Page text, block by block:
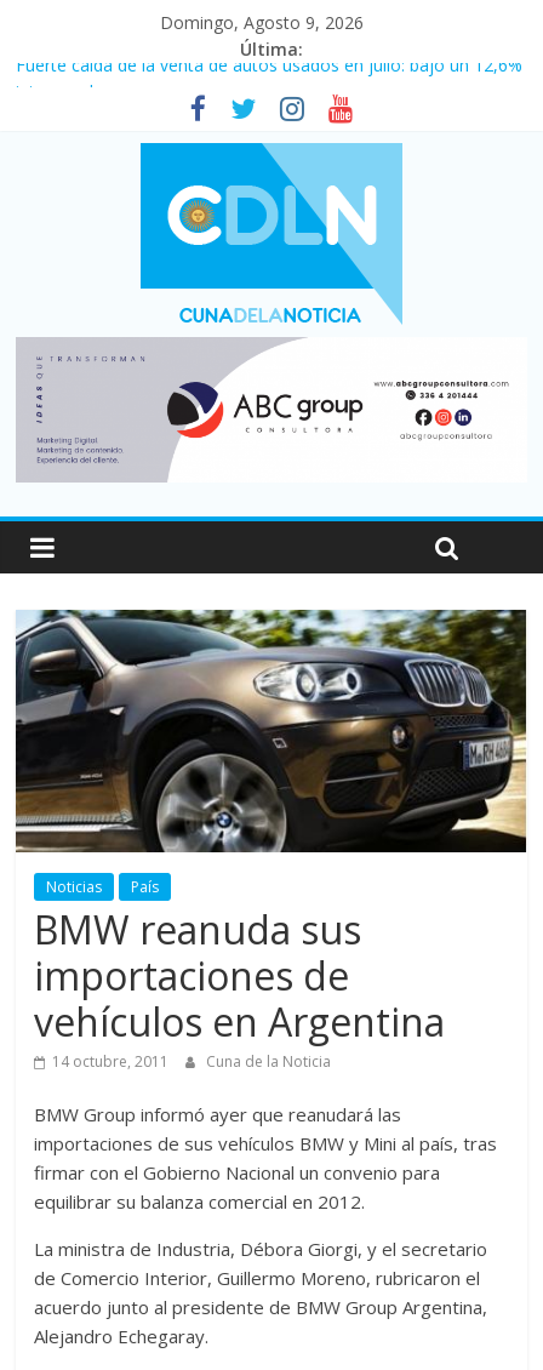
Domingo, Agosto 9, 2026
Última:
Fuerte caída de la venta de autos usados en julio: bajó un 12,6%
Central venció 1 a 0 al River de Coudet en el Monumental
La morosidad alcanzó su nivel más alto en dos décadas y ya
afecta a 400 mil deudores en Santa Fe
Desde que asumió Milei cerraron 41.000 kioscos: el sector
denuncia crisis como en 2001
Vacaciones de invierno con más movimiento y consumo
turístico: 4,6 millones de personas viajaron por el país, un 5,9%
Noticias País
BMW reanuda sus
importaciones de
vehículos en Argentina
14 octubre, 2011 Cuna de la Noticia
BMW Group informó ayer que reanudará las
importaciones de sus vehículos BMW y Mini al país, tras
firmar con el Gobierno Nacional un convenio para
equilibrar su balanza comercial en 2012.
La ministra de Industria, Débora Giorgi, y el secretario
de Comercio Interior, Guillermo Moreno, rubricaron el
acuerdo junto al presidente de BMW Group Argentina,
Alejandro Echegaray.